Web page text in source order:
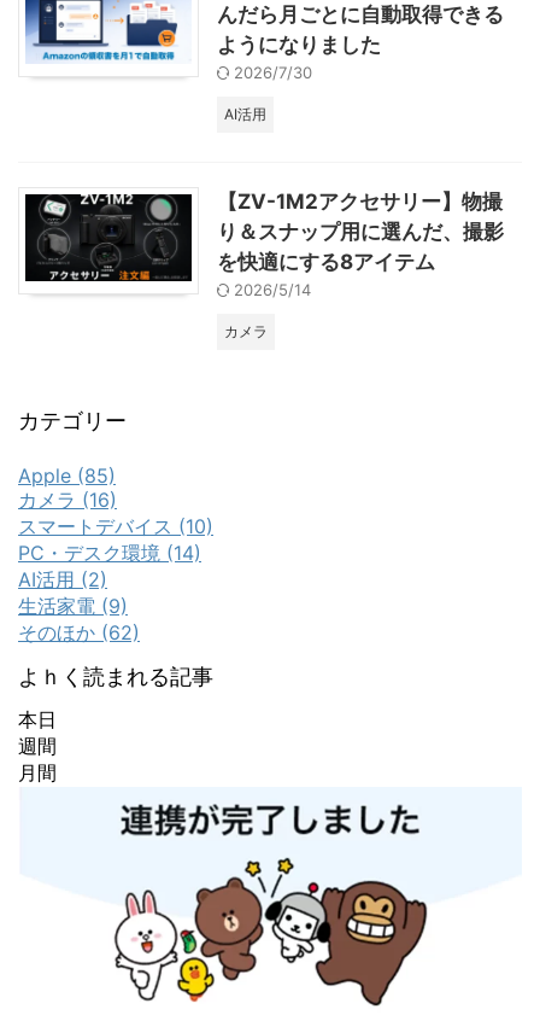
んだら月ごとに自動取得できる
ようになりました
2026/7/30
AI活用
【ZV-1M2アクセサリー】物撮
り＆スナップ用に選んだ、撮影
を快適にする8アイテム
2026/5/14
カメラ
カテゴリー
Apple (85)
カメラ (16)
スマートデバイス (10)
PC・デスク環境 (14)
AI活用 (2)
生活家電 (9)
そのほか (62)
よｈく読まれる記事
本日
週間
月間